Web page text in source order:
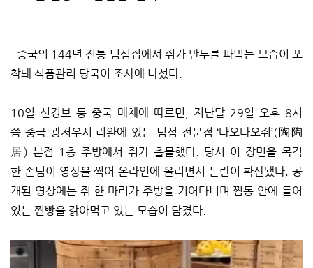
중국의 144년 전통 딤섬집에서 쥐가 만두를 파먹는 모습이 포
착돼 식품관리 당국이 조사에 나섰다.
10일 신경보 등 중국 매체에 따르면, 지난달 29일 오후 8시
쯤 중국 광저우시 리완에 있는 딤섬 전문점 ‘타오타오쥐’(陶陶
居) 본점 1층 주방에서 쥐가 출몰했다. 당시 이 장면을 목격
한 손님이 영상을 찍어 온라인에 올리면서 논란이 확산됐다. 공
개된 영상에는 쥐 한 마리가 주방을 기어다니며 찜통 안에 들어
있는 찐빵을 갉아먹고 있는 모습이 담겼다.